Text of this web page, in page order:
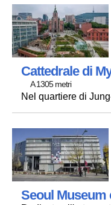
Cattedrale di
A 1305 metri
Nel quartiere di
Seoul Museum